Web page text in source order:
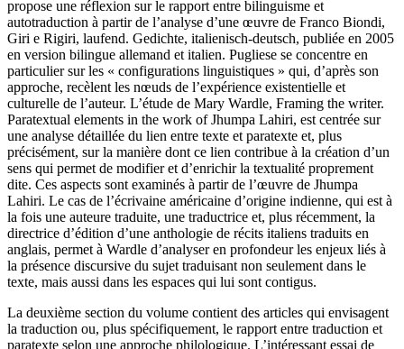
propose une réflexion sur le rapport entre bilinguisme et
autotraduction à partir de l’analyse d’une œuvre de Franco Biondi,
Giri e Rigiri, laufend. Gedichte, italienisch-deutsch, publiée en 2005
en version bilingue allemand et italien. Pugliese se concentre en
particulier sur les « configurations linguistiques » qui, d’après son
approche, recèlent les nœuds de l’expérience existentielle et
culturelle de l’auteur. L’étude de Mary Wardle, Framing the writer.
Paratextual elements in the work of Jhumpa Lahiri, est centrée sur
une analyse détaillée du lien entre texte et paratexte et, plus
précisément, sur la manière dont ce lien contribue à la création d’un
sens qui permet de modifier et d’enrichir la textualité proprement
dite. Ces aspects sont examinés à partir de l’œuvre de Jhumpa
Lahiri. Le cas de l’écrivaine américaine d’origine indienne, qui est à
la fois une auteure traduite, une traductrice et, plus récemment, la
directrice d’édition d’une anthologie de récits italiens traduits en
anglais, permet à Wardle d’analyser en profondeur les enjeux liés à
la présence discursive du sujet traduisant non seulement dans le
texte, mais aussi dans les espaces qui lui sont contigus.
La deuxième section du volume contient des articles qui envisagent
la traduction ou, plus spécifiquement, le rapport entre traduction et
paratexte selon une approche philologique. L’intéressant essai de